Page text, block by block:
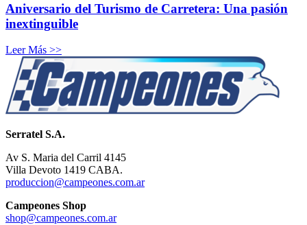
Aniversario del Turismo de Carretera: Una pasión
inextinguible
Leer Más >>
Serratel S.A.
Av S. Maria del Carril 4145
Villa Devoto 1419 CABA.
produccion@campeones.com.ar
Campeones Shop
shop@campeones.com.ar